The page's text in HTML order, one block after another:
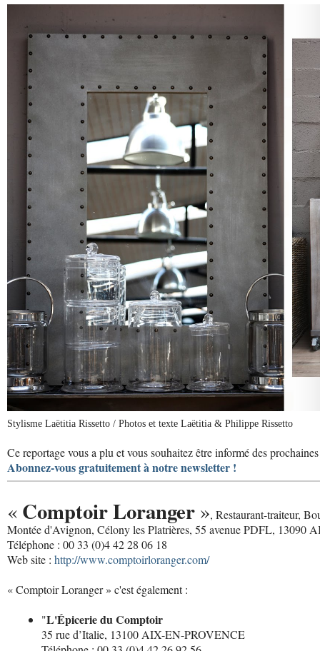
Stylisme Laëtitia Rissetto / Photos et texte Laëtitia & Philippe Rissetto
Ce reportage vous a plu et vous souhaitez être informé des
Abonnez-vous gratuitement à notre newsletter !
« Comptoir Loranger », Restaurant-traiteur,
Montée d'Avignon, Célony les Platrières, 55 avenue PDFL, 13090
Téléphone : 00 33 (0)4 42 28 06 18
Web site : http://www.comptoirloranger.com/
« Comptoir Loranger » c'est également :
"L'Épicerie du Comptoir
35 rue d’Italie, 13100 AIX-EN-PROVENCE